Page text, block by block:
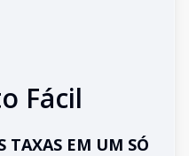
Fácil
TAXAS EM UM SÓ